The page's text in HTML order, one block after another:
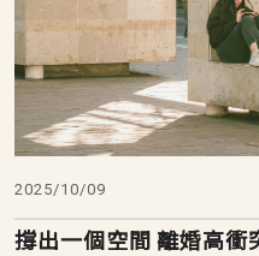
2025/10/09
撐出一個空間 離婚高衝